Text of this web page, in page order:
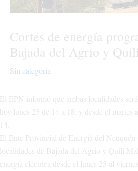
Cortes de energía
Bajada del Agrio y
Sin categoría
El EPN informó que ambas localidades
hoy lunes 25 de 14 a 18; y desde el martes
14.
El Ente Provincial de Energía del
localidades de Bajada del Agrio y Quili
energía eléctrica desde el lunes 25 al